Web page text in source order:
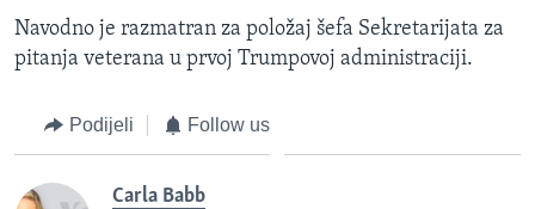
Navodno je razmatran za položaj šefa Sekretarijata za
pitanja veterana u prvoj Trumpovoj administraciji.
Podijeli Follow us
Carla Babb